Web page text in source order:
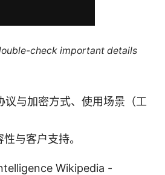
check important details
与加密方式、使用场景（工
与客户支持。
Wikipedia -